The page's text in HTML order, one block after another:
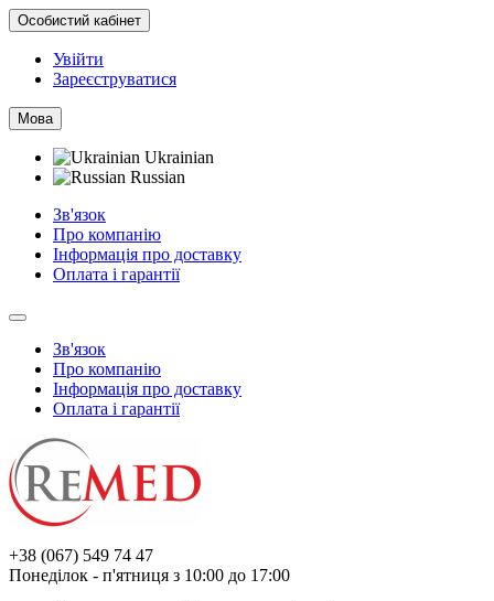
Особистий кабінет
Увійти
Зареєструватися
Мова
Ukrainian
Russian
Зв'язок
Про компанію
Інформація про доставку
Оплата і гарантії
Зв'язок
Про компанію
Інформація про доставку
Оплата і гарантії
+38 (067) 549 74 47
Понеділок - п'ятниця з 10:00 до 17:00